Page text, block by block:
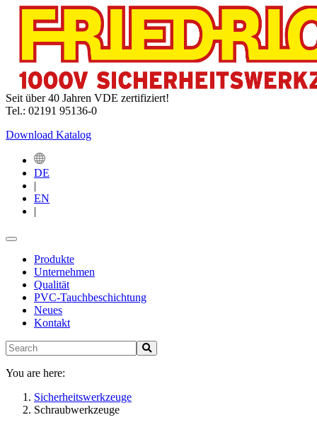
Seit über 40 Jahren VDE zertifiziert!
Tel.: 02191 95136-0
Download Katalog
DE
|
EN
|
Produkte
Unternehmen
Qualität
PVC-Tauchbeschichtung
Neues
Kontakt
You are here:
Sicherheitswerkzeuge
Schraubwerkzeuge